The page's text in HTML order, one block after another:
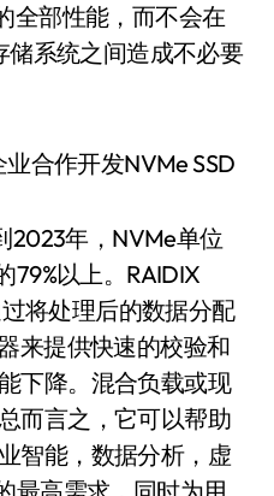
全部性能，而不会在
储系统之间造成不必要
2023年，NVMe单位
79%以上。RAIDIX
将处理后的数据分配
来提供快速的校验和
下降。混合负载或现
而言之，它可以帮助
智能，数据分析，虚